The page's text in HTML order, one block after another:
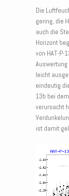
Die
gering, die
auch die
Horizont
von HAT-P-
leicht
eindeutig
13b bei
verursacht
ist damit